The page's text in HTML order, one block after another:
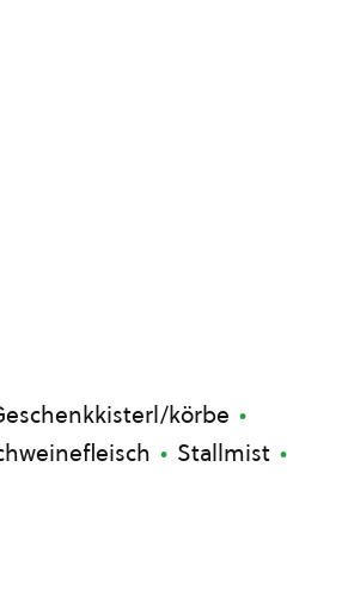
körbe
Stallmist